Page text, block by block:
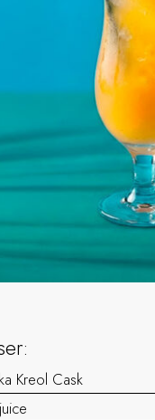
Kreol Cask